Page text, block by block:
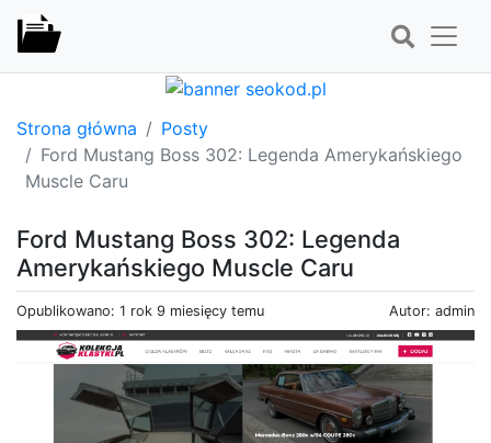
Strona główna
Posty
Ford Mustang Boss 302: Legenda Amerykańskiego
Muscle Caru
Ford Mustang Boss 302: Legenda
Amerykańskiego Muscle Caru
Opublikowano: 1 rok 9 miesięcy temu Autor: admin